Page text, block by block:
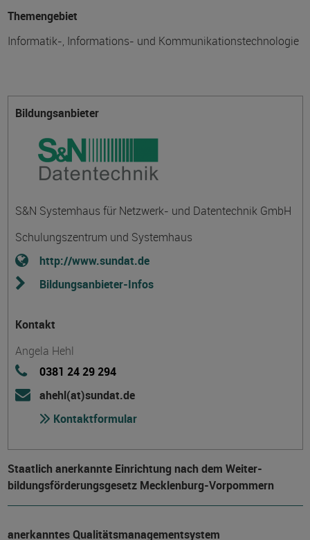
Themengebiet
Informatik-, Informations- und Kommunikationstechnologie
Bildungsanbieter
S&N Systemhaus für Netzwerk- und Datentechnik GmbH
Schulungszentrum und Systemhaus
http://www.sundat.de
Bildungsanbieter-Infos
Kontakt
Angela Hehl
0381 24 29 294
ahehl(at)sundat.de
Kontaktformular
Staatlich anerkannte Einrichtung nach dem Weiter­
bildungs­förderungs­gesetz Mecklenburg-Vorpommern
anerkanntes Qualitätsmanagementsystem